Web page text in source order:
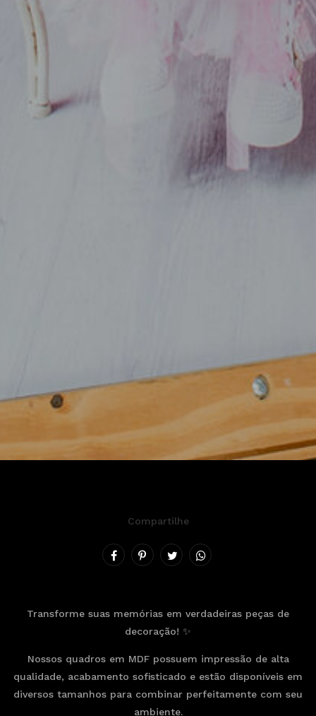
Compartilhe
Transforme suas memórias em verdadeiras peças de
decoração! ✨
Nossos quadros em MDF possuem impressão de alta
qualidade, acabamento sofisticado e estão disponíveis em
diversos tamanhos para combinar perfeitamente com seu
ambiente.